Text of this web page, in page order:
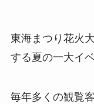
東海まつり花火
する夏の一大イベ
毎年多くの観覧